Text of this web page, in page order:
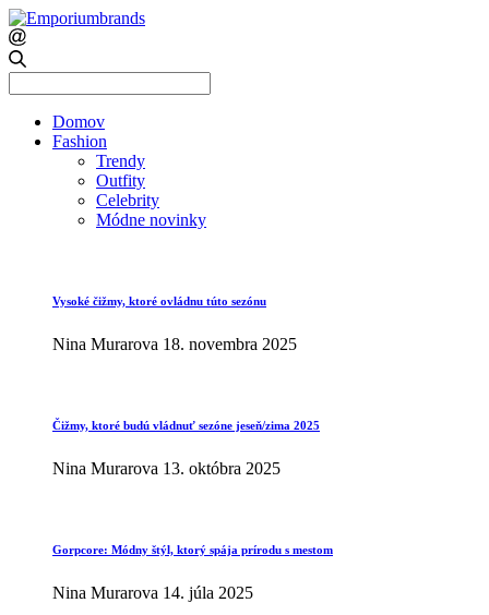
for:
Domov
Fashion
Trendy
Outfity
Celebrity
Módne novinky
Vysoké čižmy, ktoré ovládnu túto sezónu
Nina Murarova 18. novembra 2025
Čižmy, ktoré budú vládnuť sezóne jeseň/zima 2025
Nina Murarova 13. októbra 2025
Gorpcore: Módny štýl, ktorý spája prírodu s mestom
Nina Murarova 14. júla 2025